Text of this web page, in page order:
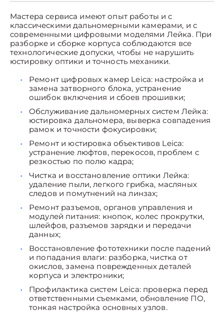
Мастера сервиса имеют опыт работы и с
классическими дальномерными камерами, и с
современными цифровыми моделями Лейка. При
разборке и сборке корпуса соблюдаются все
технологические допуски, чтобы не нарушить
юстировку оптики и точность механики.
Ремонт цифровых камер Leica: настройка и
замена затворного блока, устранение
ошибок включения и сбоев прошивки;
Обслуживание дальномерных систем Лейка:
юстировка дальномера, выверка совпадения
рамок и точности фокусировки;
Ремонт и юстировка объективов Leica:
устранение люфтов, перекосов, проблем с
резкостью по полю кадра;
Чистка и восстановление оптики Лейка:
удаление пыли, легкого грибка, масляных
следов и помутнений на линзах;
Ремонт разъемов, органов управления и
модулей питания: кнопок, колес прокрутки,
шлейфов, разъемов зарядки и передачи
данных;
Восстановление фототехники после падений
и попадания влаги: разборка, чистка от
окислов, замена поврежденных деталей
корпуса и электроники;
Профилактика систем Leica: проверка перед
ответственными съемками, обновление ПО,
тонкая настройка основных узлов.